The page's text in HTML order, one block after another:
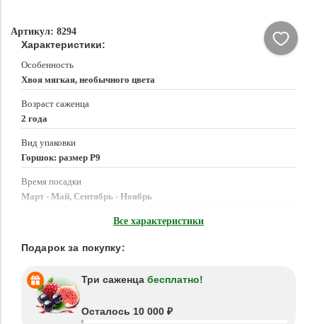
Артикул: 8294
Характеристики:
Особенность
Хвоя мягкая, необычного цвета
Возраст саженца
2 года
Вид упаковки
Горшок: размер P9
Время посадки
Март - Май, Сентябрь - Ноябрь
Все характеристики
Подарок за покупку:
Три саженца бесплатно!
Осталось 10 000 ₽